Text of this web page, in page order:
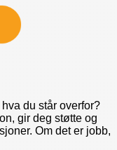
du står overfor?
gir deg støtte og
Om det er jobb,